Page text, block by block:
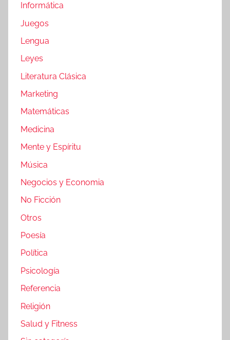
Informática
Juegos
Lengua
Leyes
Literatura Clásica
Marketing
Matemáticas
Medicina
Mente y Espíritu
Música
Negocios y Economia
No Ficción
Otros
Poesía
Política
Psicología
Referencia
Religión
Salud y Fitness